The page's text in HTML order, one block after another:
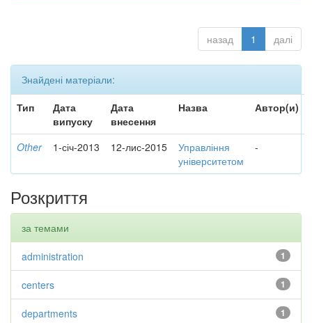
назад 1 далі
Знайдені матеріали:
Тип
Дата
випуску
Дата
внесення
Назва Автор(и)
Other 1-січ-2013 12-лис-2015
Управління
університетом
-
Розкриття
за темами
1
administration
1
centers
1
departments